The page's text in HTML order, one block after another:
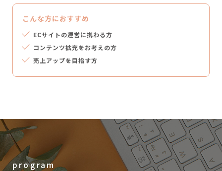
こんな方におすすめ
ECサイトの運営に携わる方
コンテンツ拡充をお考えの方
売上アップを目指す方
program